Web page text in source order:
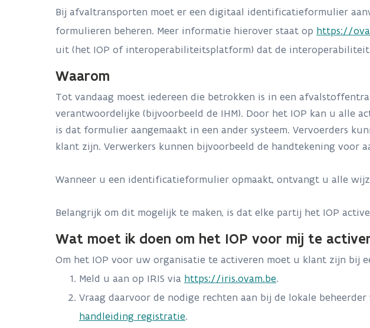
Bij afvaltransporten moet er een digitaal identificatieformulier
formulieren beheren. Meer informatie hierover staat op https://
uit (het IOP of interoperabiliteitsplatform) dat de interoperabiliteit
Waarom
Tot vandaag moest iedereen die betrokken is in een
verantwoordelijke (bijvoorbeeld de IHM). Door het IOP kan u alle
is dat formulier aangemaakt in een ander systeem. Vervoerders
klant zijn. Verwerkers kunnen bijvoorbeeld de handtekening voor
Wanneer u een identificatieformulier opmaakt, ontvangt u alle
Belangrijk om dit mogelijk te maken, is dat elke partij het IOP
Wat moet ik doen om het IOP voor mij te
Om het IOP voor uw organisatie te activeren moet u klant zijn bij
Meld u aan op IRIS via https://iris.ovam.be.
Vraag daarvoor de nodige rechten aan bij de lokale
handleiding registratie.